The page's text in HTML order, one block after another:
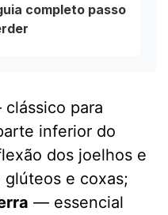
completo passo
para
inferior do
dos joelhos e
e coxas;
— essencial